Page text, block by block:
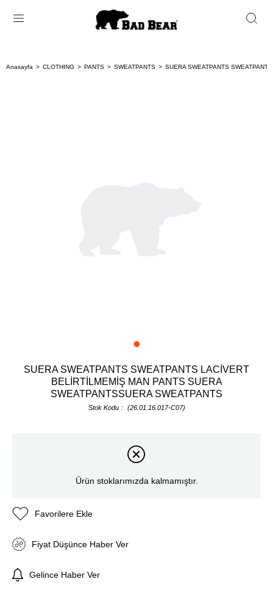
Anasayfa CLOTHING PANTS SWEATPANTS SUERA SWEATPANTS
SUERA SWEATPANTS SWEATPANTS LACİVERT
BELİRTİLMEMİŞ MAN PANTS SUERA
SWEATPANTSSUERA SWEATPANTS
Stok Kodu (26.01.16.017-C07)
Ürün stoklarımızda kalmamıştır.
Favorilere Ekle
Fiyat Düşünce Haber Ver
Gelince Haber Ver